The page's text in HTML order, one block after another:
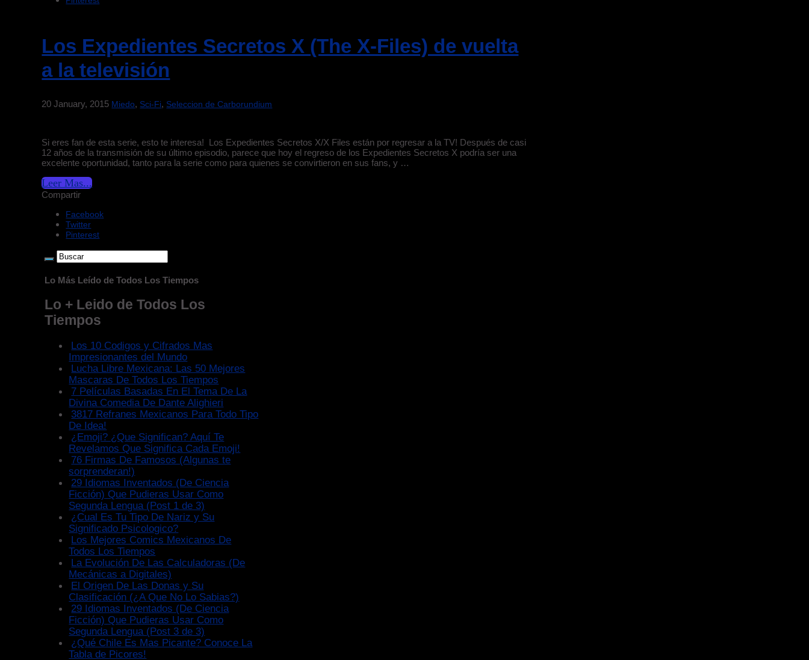
Los Expedientes Secretos X (The X-Files) de vuelta
a la televisión
20 January, 2015 Miedo, Sci-Fi, Seleccion de Carborundium
Si eres fan de esta serie, esto te interesa! Los Expedientes Secretos X/X Files están por regresar a la TV! Después de casi
12 años de la transmisión de su último episodio, parece que hoy el regreso de los Expedientes Secretos X podría ser una
excelente oportunidad, tanto para la serie como para quienes se convirtieron en sus fans, y …
Leer Mas...
Compartir
Facebook
Twitter
Pinterest
Lo Más Leído de Todos Los Tiempos
Lo + Leido de Todos Los
Tiempos
Los 10 Codigos y Cifrados Mas
Impresionantes del Mundo
Lucha Libre Mexicana: Las 50 Mejores
Mascaras De Todos Los Tiempos
7 Películas Basadas En El Tema De La
Divina Comedia De Dante Alighieri
3817 Refranes Mexicanos Para Todo Tipo
De Idea!
¿Emoji? ¿Que Significan? Aquí Te
Revelamos Que Significa Cada Emoji!
76 Firmas De Famosos (Algunas te
sorprenderan!)
29 Idiomas Inventados (De Ciencia
Ficción) Que Pudieras Usar Como
Segunda Lengua (Post 1 de 3)
¿Cual Es Tu Tipo De Nariz y Su
Significado Psicologico?
Los Mejores Comics Mexicanos De
Todos Los Tiempos
La Evolución De Las Calculadoras (De
Mecánicas a Digitales)
El Origen De Las Donas y Su
Clasificación (¿A Que No Lo Sabias?)
29 Idiomas Inventados (De Ciencia
Ficción) Que Pudieras Usar Como
Segunda Lengua (Post 3 de 3)
¿Qué Chile Es Mas Picante? Conoce La
Tabla de Picores!